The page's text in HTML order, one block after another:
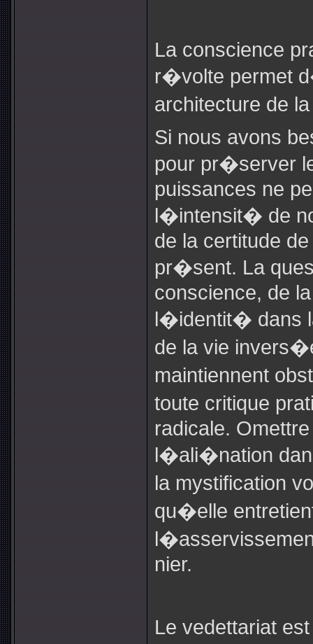
La conscience
r�volte permet
architecture de
Si nous avons
pour pr�server
puissances ne
l�intensit� de
de la certitude
pr�sent. La
conscience, de
l�identit� dans
de la vie
maintiennent
toute critique
radicale.
l�ali�nation
la mystification
qu�elle
nier.
Le vedettariat